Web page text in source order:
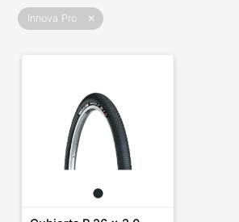
Innova Pro close